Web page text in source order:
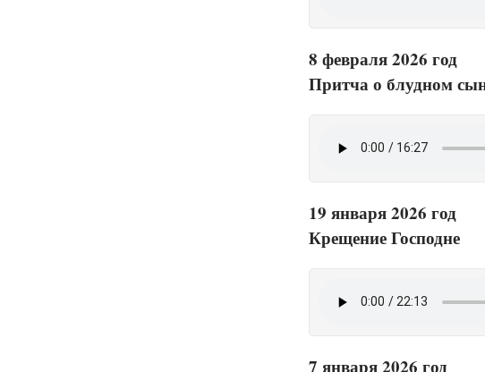
8 февраля 2026 год
Притча о блудном
19 января 2026 год
Крещение Господне
7 января 2026 год